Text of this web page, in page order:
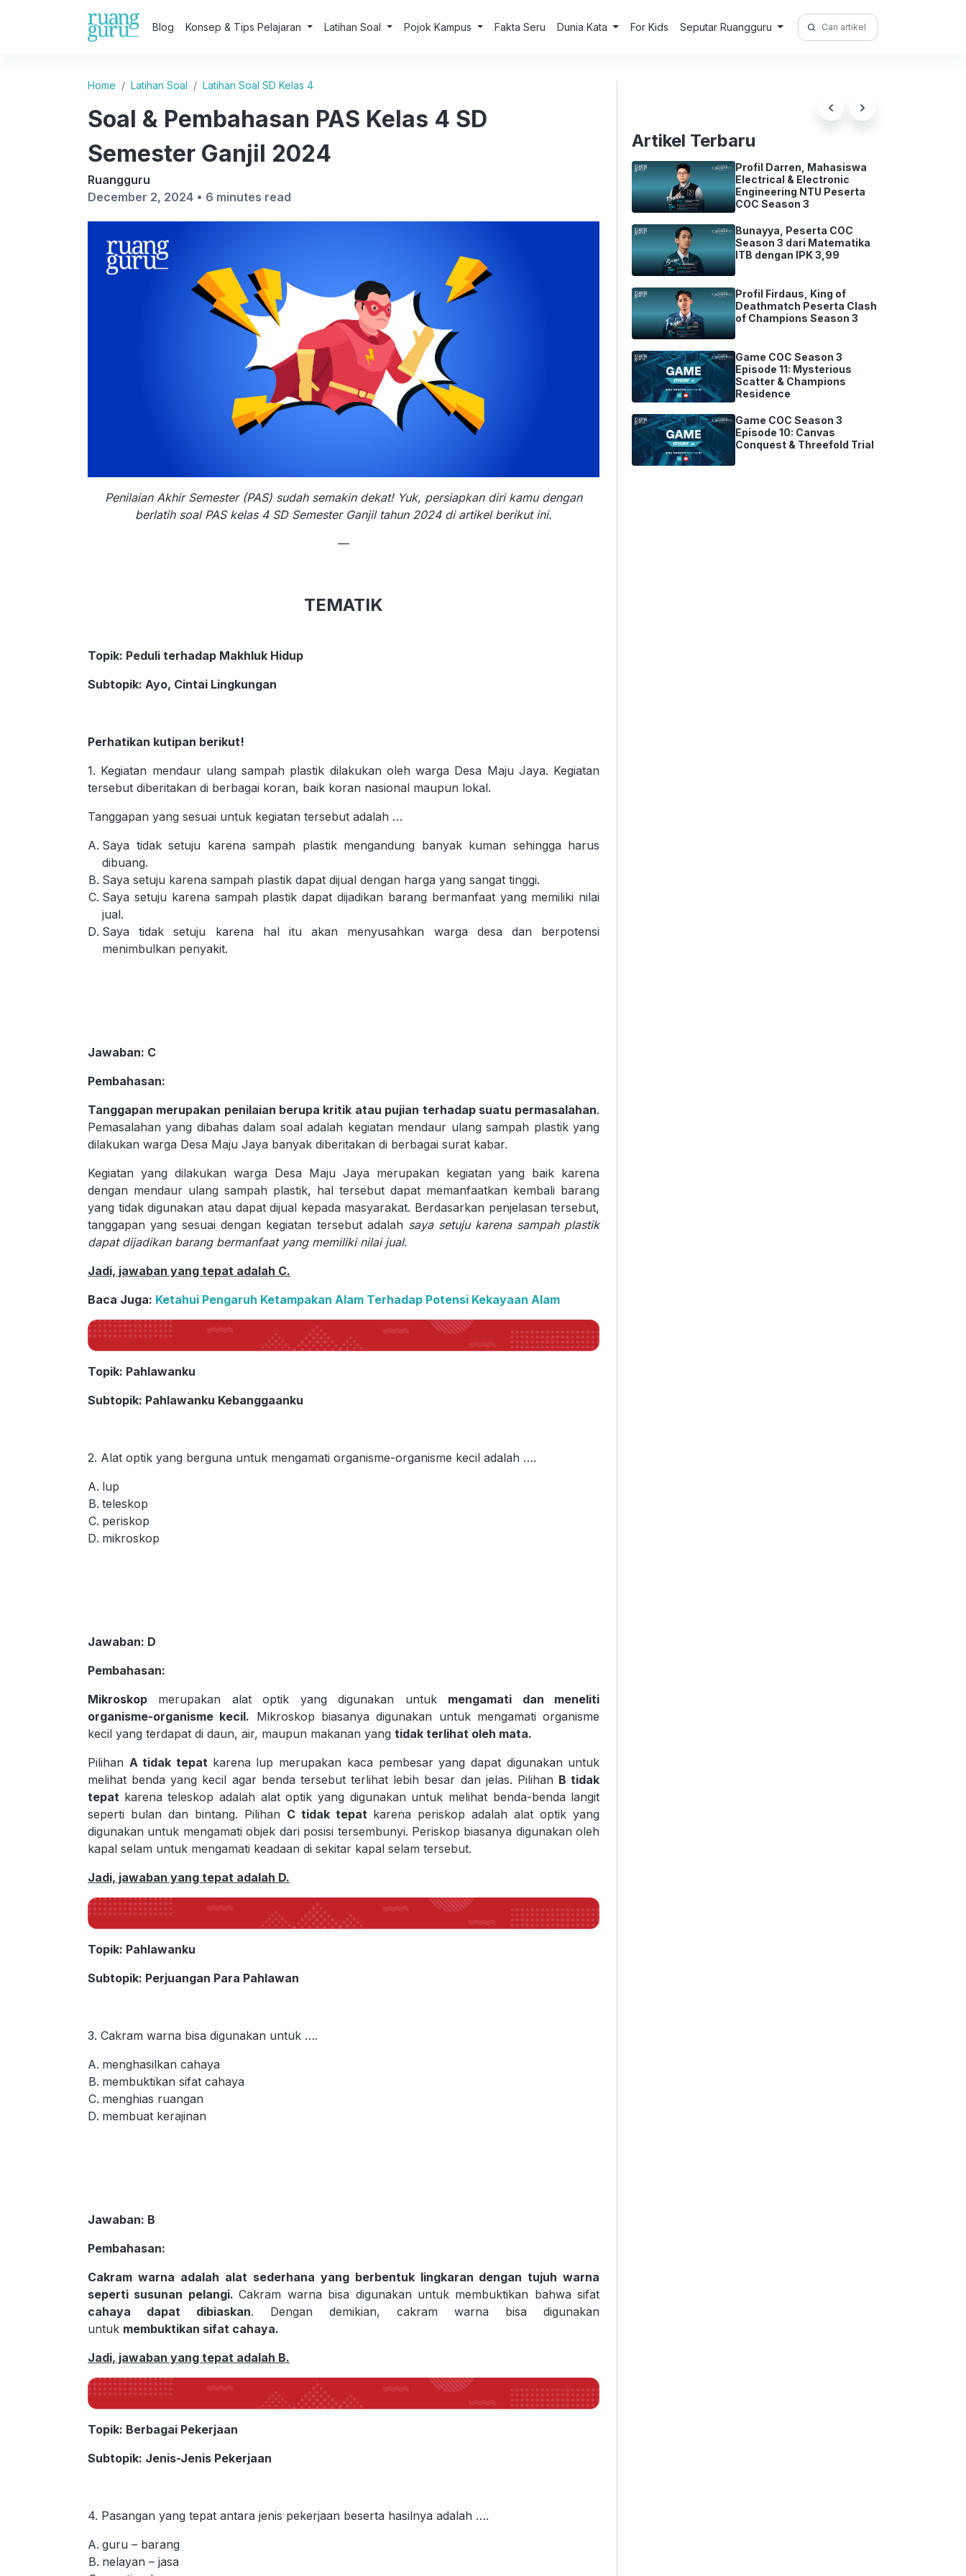
Blog Konsep & Tips Pelajaran Latihan Soal Pojok Kampus Fakta Seru Dunia Kata For Kids Seputar Ruangguru
Search
for:
Home Latihan Soal Latihan Soal SD Kelas 4
Soal & Pembahasan PAS Kelas 4 SD
Semester Ganjil 2024
Ruangguru
December 2, 2024 • 6 minutes read
Penilaian Akhir Semester (PAS) sudah semakin dekat! Yuk, persiapkan diri kamu dengan
berlatih soal PAS kelas 4 SD Semester Ganjil tahun 2024 di artikel berikut ini.
—
TEMATIK
Topik: Peduli terhadap Makhluk Hidup
Subtopik: Ayo, Cintai Lingkungan
Perhatikan kutipan berikut!
1. Kegiatan mendaur ulang sampah plastik dilakukan oleh warga Desa Maju Jaya. Kegiatan
tersebut diberitakan di berbagai koran, baik koran nasional maupun lokal.
Tanggapan yang sesuai untuk kegiatan tersebut adalah …
Saya tidak setuju karena sampah plastik mengandung banyak kuman sehingga harus
dibuang.
Saya setuju karena sampah plastik dapat dijual dengan harga yang sangat tinggi.
Saya setuju karena sampah plastik dapat dijadikan barang bermanfaat yang memiliki nilai
jual.
Saya tidak setuju karena hal itu akan menyusahkan warga desa dan berpotensi
menimbulkan penyakit.
Jawaban: C
Pembahasan:
Tanggapan merupakan penilaian berupa kritik atau pujian terhadap suatu permasalahan.
Pemasalahan yang dibahas dalam soal adalah kegiatan mendaur ulang sampah plastik yang
dilakukan warga Desa Maju Jaya banyak diberitakan di berbagai surat kabar.
Kegiatan yang dilakukan warga Desa Maju Jaya merupakan kegiatan yang baik karena
dengan mendaur ulang sampah plastik, hal tersebut dapat memanfaatkan kembali barang
yang tidak digunakan atau dapat dijual kepada masyarakat. Berdasarkan penjelasan tersebut,
tanggapan yang sesuai dengan kegiatan tersebut adalah saya setuju karena sampah plastik
dapat dijadikan barang bermanfaat yang memiliki nilai jual.
Jadi, jawaban yang tepat adalah C.
Baca Juga: Ketahui Pengaruh Ketampakan Alam Terhadap Potensi Kekayaan Alam
Topik: Pahlawanku
Subtopik: Pahlawanku Kebanggaanku
2. Alat optik yang berguna untuk mengamati organisme-organisme kecil adalah ….
lup
teleskop
periskop
mikroskop
Jawaban: D
Pembahasan:
Mikroskop merupakan alat optik yang digunakan untuk mengamati dan meneliti
organisme-organisme kecil. Mikroskop biasanya digunakan untuk mengamati organisme
kecil yang terdapat di daun, air, maupun makanan yang tidak terlihat oleh mata.
Pilihan A tidak tepat karena lup merupakan kaca pembesar yang dapat digunakan untuk
melihat benda yang kecil agar benda tersebut terlihat lebih besar dan jelas. Pilihan B tidak
tepat karena teleskop adalah alat optik yang digunakan untuk melihat benda-benda langit
seperti bulan dan bintang. Pilihan C tidak tepat karena periskop adalah alat optik yang
digunakan untuk mengamati objek dari posisi tersembunyi. Periskop biasanya digunakan oleh
kapal selam untuk mengamati keadaan di sekitar kapal selam tersebut.
Jadi, jawaban yang tepat adalah D.
Topik: Pahlawanku
Subtopik: Perjuangan Para Pahlawan
3. Cakram warna bisa digunakan untuk ….
menghasilkan cahaya
membuktikan sifat cahaya
menghias ruangan
membuat kerajinan
Jawaban: B
Pembahasan:
Cakram warna adalah alat sederhana yang berbentuk lingkaran dengan tujuh warna
seperti susunan pelangi.Cakram warna bisa digunakan untuk membuktikan bahwa sifat
cahaya dapat dibiaskan. Dengan demikian, cakram warna bisa digunakan
untuk membuktikan sifat cahaya.
Jadi, jawaban yang tepat adalah B.
Topik: Berbagai Pekerjaan
Subtopik: Jenis-Jenis Pekerjaan
4. Pasangan yang tepat antara jenis pekerjaan beserta hasilnya adalah ….
guru – barang
nelayan – jasa
Artikel Terbaru
Profil Darren, Mahasiswa
Electrical & Electronic
Engineering NTU Peserta
COC Season 3
Bunayya, Peserta COC
Season 3 dari Matematika
ITB dengan IPK 3,99
Profil Firdaus, King of
Deathmatch Peserta Clash
of Champions Season 3
Game COC Season 3
Episode 11: Mysterious
Scatter & Champions
Residence
Game COC Season 3
Episode 10: Canvas
Conquest & Threefold Trial